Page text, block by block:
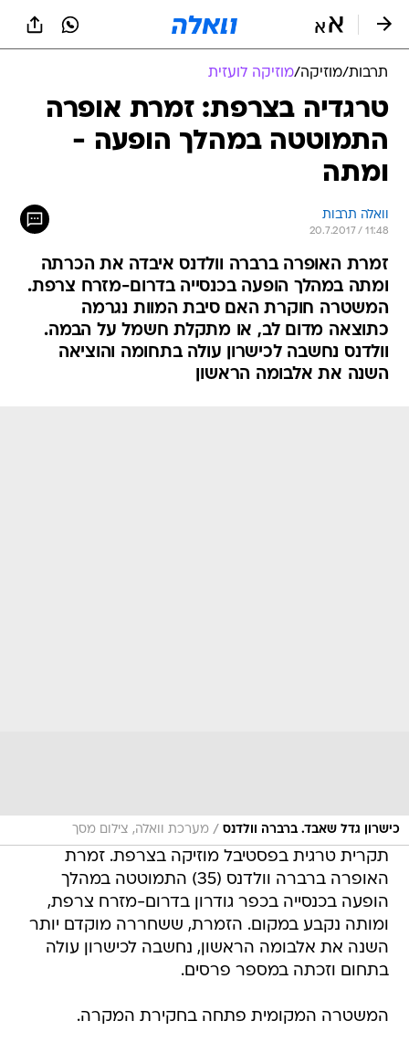
תרבות/מוזיקה/מוזיקה לועזית
טרגדיה בצרפת: זמרת אופרה
התמוטטה במהלך הופעה -
ומתה
וואלה תרבות
20.7.2017 / 11:48
זמרת האופרה ברברה וולדנס איבדה את הכרתה
ומתה במהלך הופעה בכנסייה בדרום-מזרח צרפת.
המשטרה חוקרת האם סיבת המוות נגרמה
כתוצאה מדום לב, או מתקלת חשמל על הבמה.
וולדנס נחשבה לכישרון עולה בתחומה והוציאה
השנה את אלבומה הראשון
כישרון גדל שאבד. ברברה וולדנס / מערכת וואלה, צילום מסך
תקרית טרגית בפסטיבל מוזיקה בצרפת. זמרת
האופרה ברברה וולדנס (35) התמוטטה במהלך
הופעה בכנסייה בכפר גודרון בדרום-מזרח צרפת,
ומותה נקבע במקום. הזמרת, ששחררה מוקדם יותר
השנה את אלבומה הראשון, נחשבה לכישרון עולה
בתחום וזכתה במספר פרסים.
המשטרה המקומית פתחה בחקירת המקרה.